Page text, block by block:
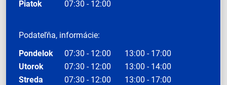
Piatok
07:30 - 12:00
Podateľňa, informácie:
Pondelok
07:30 - 12:00
13:00 - 17:00
Utorok
07:30 - 12:00
13:00 - 14:00
Streda
07:30 - 12:00
13:00 - 17:00